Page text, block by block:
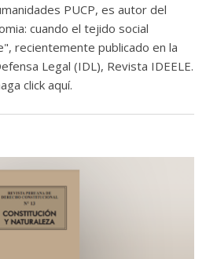
PUCP, es autor del
cuando el tejido social
recientemente publicado en la
Legal (IDL), Revista IDEELE.
click aquí.